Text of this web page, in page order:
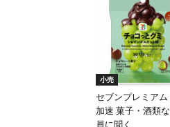
小売
セブンプレミア
加速 菓子・酒類
員に聞く